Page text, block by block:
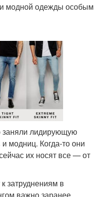
модной одежды особым
заняли лидирующую
модниц. Когда-то они
их носят все — от
затруднениям в